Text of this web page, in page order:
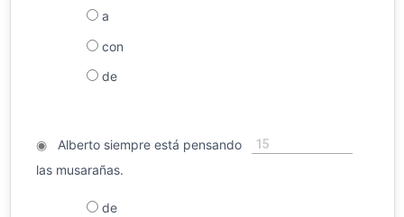
a
con
de
◉Alberto siempre está pensando 15
las musarañas.
de